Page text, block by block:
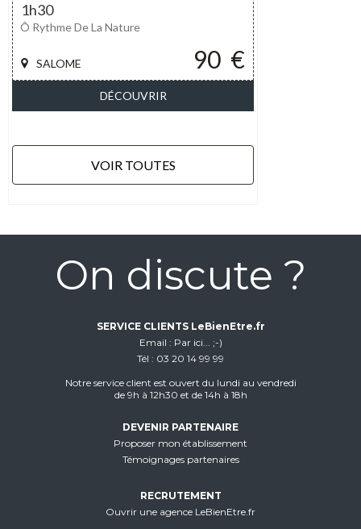
1h30
90 €
SALOME
Ô Rythme De La Nature
DÉCOUVRIR
VOIR TOUTES
On discute ?
SERVICE CLIENTS LeBienEtre.fr
Email
Par ici... ;-)
Tél
03 20 14 99 99
Notre service client est ouvert du lundi au vendredi
de 9h à 12h30 et de 14h à 18h
DEVENIR PARTENAIRE
Proposer mon établissement
Témoignages partenaires
RECRUTEMENT
Ouvrir une agence LeBienEtre.fr